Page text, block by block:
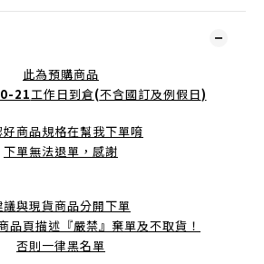
此為預購商品
21工作日到倉(不含國訂及例假日)
好商品規格在幫我下單唷
下單無法退單，感謝
議與現貨商品分開下單
品頁描述『嚴禁』棄單及不取貨！
否則一律黑名單